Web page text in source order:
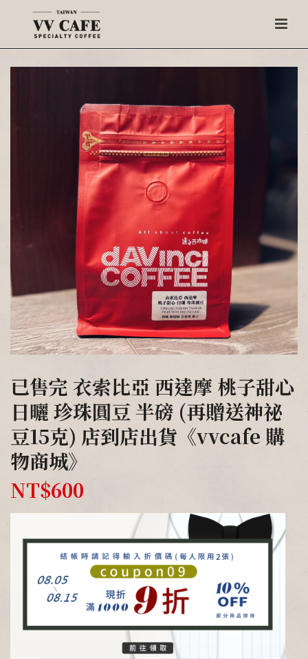
已售完 衣索比亞 西達摩 桃子甜心
日曬 珍珠圓豆 半磅 (再贈送神祕
豆15克) 店到店出貨《vvcafe 購
物商城》
NT$600